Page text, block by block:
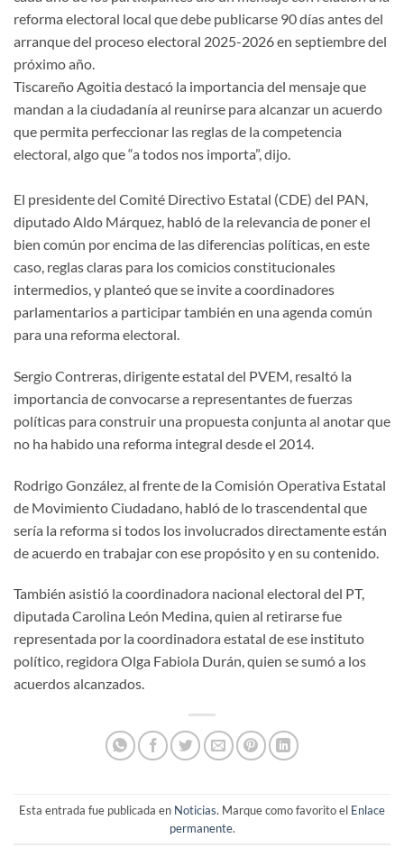
reforma electoral local que debe publicarse 90 días antes del
arranque del proceso electoral 2025-2026 en septiembre del
próximo año.
Tiscareño Agoitia destacó la importancia del mensaje que
mandan a la ciudadanía al reunirse para alcanzar un acuerdo
que permita perfeccionar las reglas de la competencia
electoral, algo que “a todos nos importa”, dijo.
El presidente del Comité Directivo Estatal (CDE) del PAN,
diputado Aldo Márquez, habló de la relevancia de poner el
bien común por encima de las diferencias políticas, en este
caso, reglas claras para los comicios constitucionales
intermedios, y planteó que se invite a coordinadores
parlamentarios a participar también en una agenda común
para una reforma electoral.
Sergio Contreras, dirigente estatal del PVEM, resaltó la
importancia de convocarse a representantes de fuerzas
políticas para construir una propuesta conjunta al anotar que
no ha habido una reforma integral desde el 2014.
Rodrigo González, al frente de la Comisión Operativa Estatal
de Movimiento Ciudadano, habló de lo trascendental que
sería la reforma si todos los involucrados directamente están
de acuerdo en trabajar con ese propósito y en su contenido.
También asistió la coordinadora nacional electoral del PT,
diputada Carolina León Medina, quien al retirarse fue
representada por la coordinadora estatal de ese instituto
político, regidora Olga Fabiola Durán, quien se sumó a los
acuerdos alcanzados.
Esta entrada fue publicada en Noticias. Marque como favorito el Enlace
permanente.